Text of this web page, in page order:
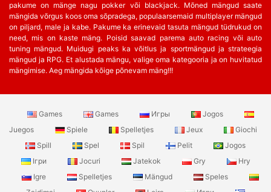
pakume on mänge nagu pokker või blackjack. Mõned mängud saate
mängida võrgus koos oma sõpradega, populaarsemaid multiplayer mängud
on piljard, male ja kabe. Pakume ka erinevaid tasuta mängud tüdrukud on
need, mis on kaste mäng. Poisid saavad parema auto racing või auto
tuning mängud. Muidugi peaks ka võitlus ja sportmängud ja strateegia
mängud ja RPG. Et alustada mängu, valige oma kategooria ja on huvitatud
mängimise. Aeg mängida kõige põnevam mäng!!!
Games Games Игры
Jogos
Juegos
Spiele Spelletjes Jeux
Giochi
Spill
Spel Spil Pelit
Jogos
Ігри
Jocuri Jatekok Gry
Hry
Igre
Spelletjes Mängud
Speles